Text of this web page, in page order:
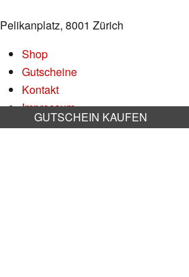
Pelikanplatz, 8001 Zürich
Shop
Gutscheine
Kontakt
Impressum
Datenschutz
GUTSCHEIN KAUFEN